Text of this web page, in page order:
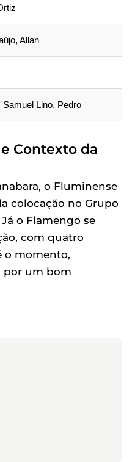
Allan
Samuel Lino, Pedro
Contexto da
o Fluminense
colocação no Grupo
o Flamengo se
com quatro
o momento,
por um bom